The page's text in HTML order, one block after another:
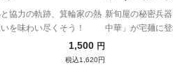
協力の軌跡、箕輪家の熱
を味わい尽くそう！
1,500 円
税込1,620円
用）
新旬屋の秘密兵
中華」が宅麺に登